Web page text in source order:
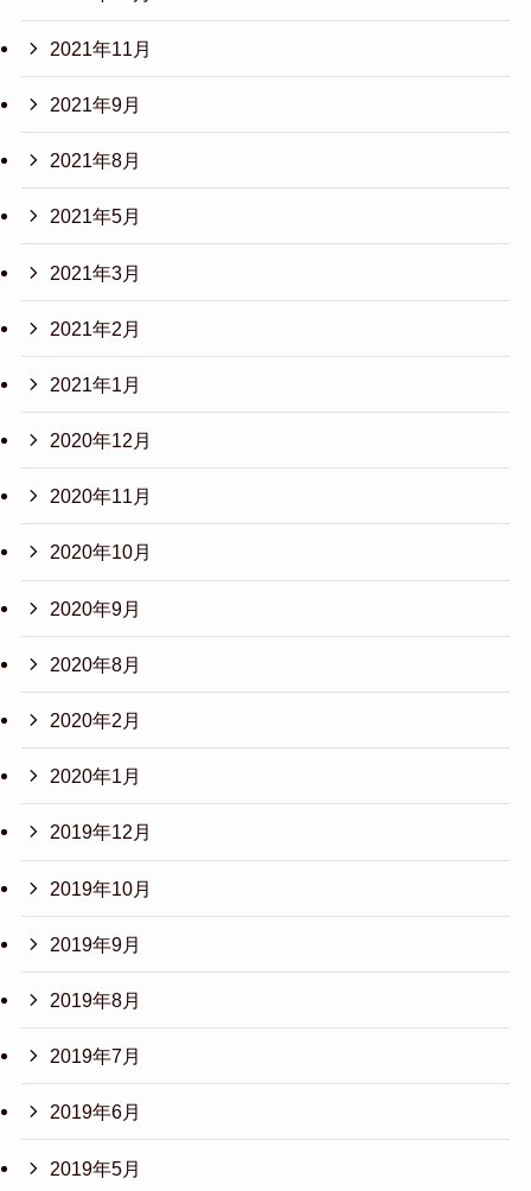
2021年11月
2021年9月
2021年8月
2021年5月
2021年3月
2021年2月
2021年1月
2020年12月
2020年11月
2020年10月
2020年9月
2020年8月
2020年2月
2020年1月
2019年12月
2019年10月
2019年9月
2019年8月
2019年7月
2019年6月
2019年5月